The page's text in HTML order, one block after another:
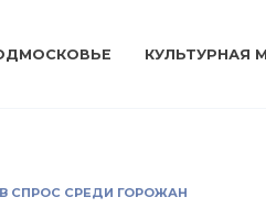
КУЛЬТУРНАЯ
СПРОС СРЕДИ ГОРОЖАН